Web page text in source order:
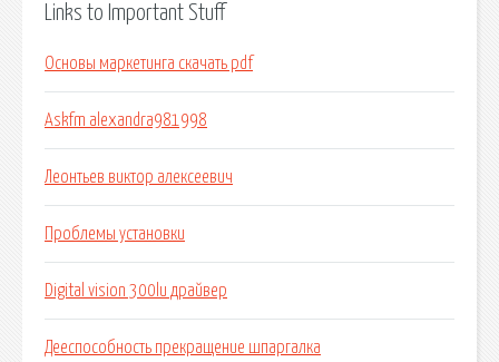
Links to Important Stuff
Основы маркетинга скачать pdf
Askfm alexandra981998
Леонтьев виктор алексеевич
Проблемы установки
Digital vision 300lu драйвер
Дееспособность прекращение шпаргалка